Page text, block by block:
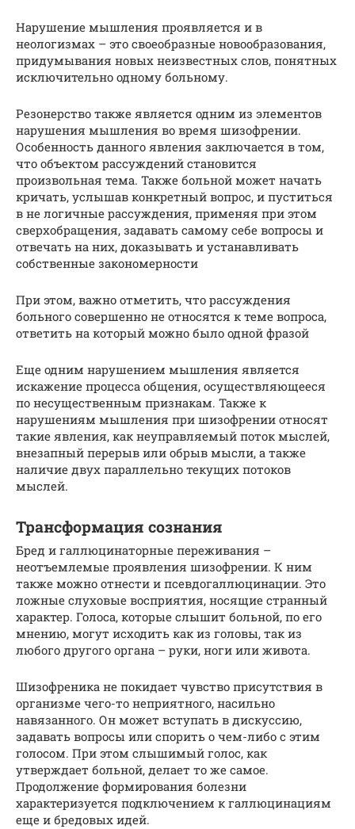
Нарушение мышления проявляется и в
неологизмах – это своеобразные новообразования,
придумывания новых неизвестных слов, понятных
исключительно одному больному.
Резонерство также является одним из элементов
нарушения мышления во время шизофрении.
Особенность данного явления заключается в том,
что объектом рассуждений становится
произвольная тема. Также больной может начать
кричать, услышав конкретный вопрос, и пуститься
в не логичные рассуждения, применяя при этом
сверхобращения, задавать самому себе вопросы и
отвечать на них, доказывать и устанавливать
собственные закономерности
При этом, важно отметить, что рассуждения
больного совершенно не относятся к теме вопроса,
ответить на который можно было одной фразой
Еще одним нарушением мышления является
искажение процесса общения, осуществляющееся
по несущественным признакам. Также к
нарушениям мышления при шизофрении относят
такие явления, как неуправляемый поток мыслей,
внезапный перерыв или обрыв мысли, а также
наличие двух параллельно текущих потоков
мыслей.
Трансформация сознания
Бред и галлюцинаторные переживания –
неотъемлемые проявления шизофрении. К ним
также можно отнести и псевдогаллюцинации. Это
ложные слуховые восприятия, носящие странный
характер. Голоса, которые слышит больной, по его
мнению, могут исходить как из головы, так из
любого другого органа – руки, ноги или живота.
Шизофреника не покидает чувство присутствия в
организме чего-то неприятного, насильно
навязанного. Он может вступать в дискуссию,
задавать вопросы или спорить о чем-либо с этим
голосом. При этом слышимый голос, как
утверждает больной, делает то же самое.
Продолжение формирования болезни
характеризуется подключением к галлюцинациям
еще и бредовых идей.